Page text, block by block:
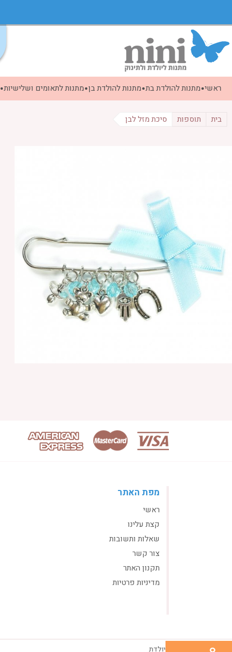
ראשי מתנות להולדת בת מתנות להולדת בן מתנות לתאומים ושלישיות
בית תוספות סיכת מזל לבן
מפת האתר
ראשי
קצת עלינו
שאלות ותשובות
צור קשר
תקנון האתר
מדיניות פרטיות